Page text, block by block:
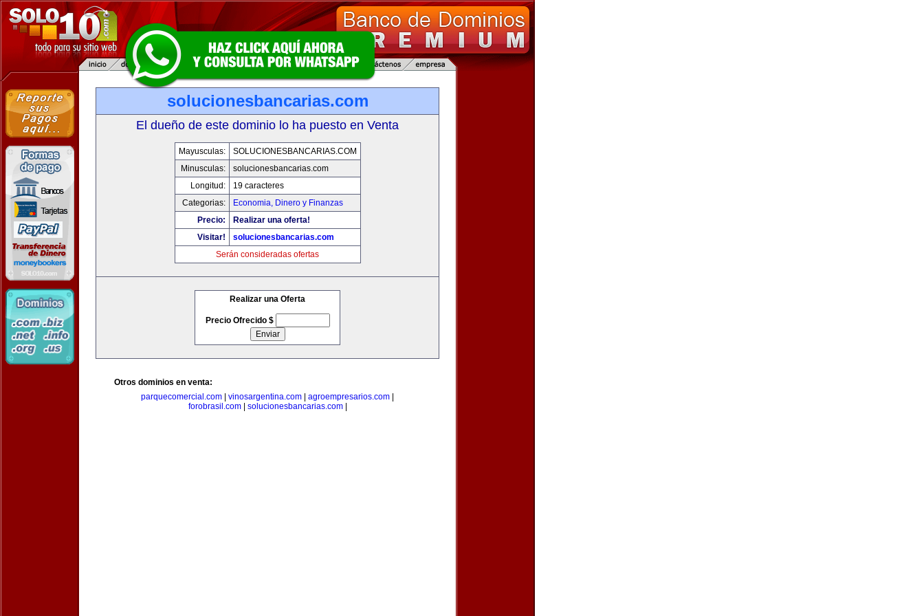
solucionesbancarias.com
El dueño de este dominio lo ha puesto en Venta
Mayusculas:
SOLUCIONESBANCARIAS.COM
Minusculas:
solucionesbancarias.com
Longitud:
19 caracteres
Categorias:
Economia, Dinero y Finanzas
Precio:
Realizar una oferta!
Visitar!
solucionesbancarias.com
Serán consideradas ofertas
Realizar una Oferta
Precio Ofrecido $
Otros dominios en venta:
parquecomercial.com
vinosargentina.com agroempresarios.com
forobrasil.com| solucionesbancarias.com|